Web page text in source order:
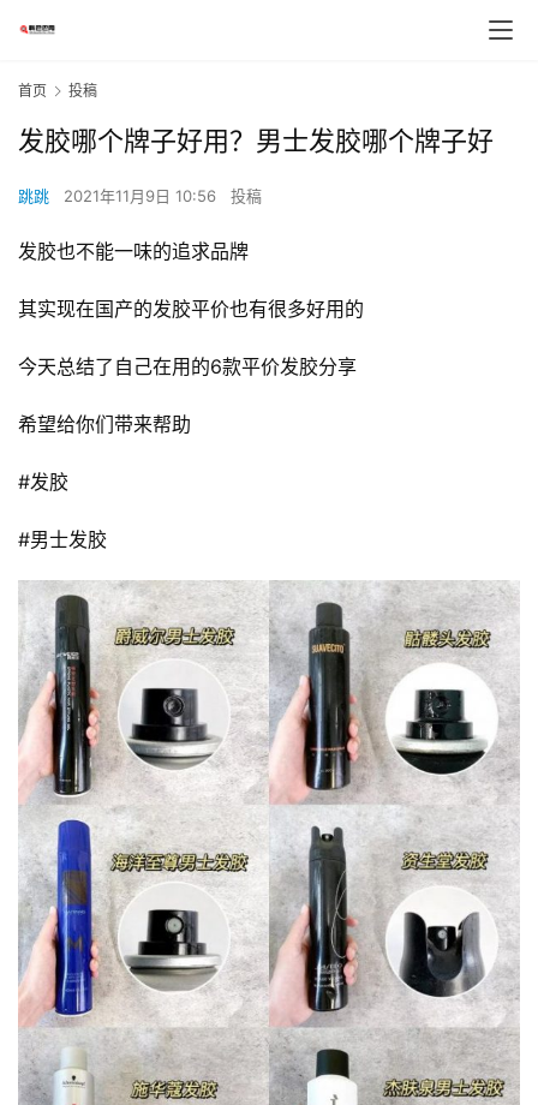
首页 投稿
发胶哪个牌子好用？男士发胶哪个牌子好
跳跳 2021年11月9日 10:56 投稿
发胶也不能一味的追求品牌
其实现在国产的发胶平价也有很多好用的
今天总结了自己在用的6款平价发胶分享
希望给你们带来帮助
#发胶
#男士发胶